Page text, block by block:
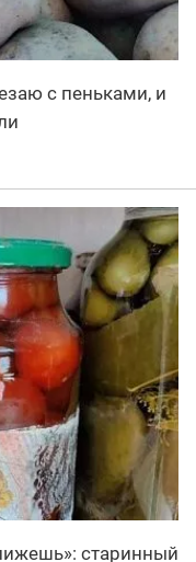
с пеньками, и
старинный